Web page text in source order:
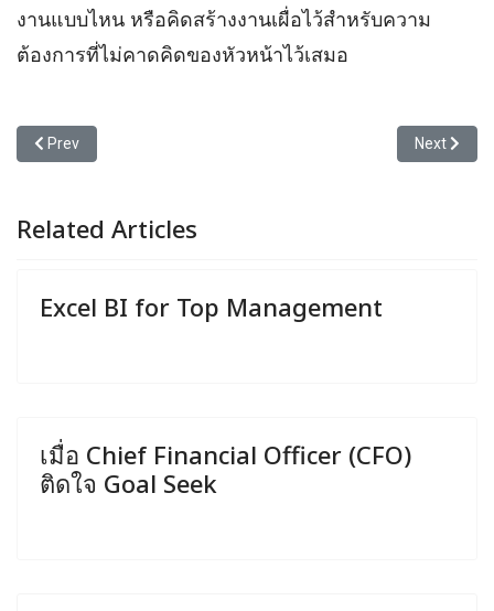
งานแบบไหน หรือคิดสร้างงานเผื่อไว้สำหรับความ
ต้องการที่ไม่คาดคิดของหัวหน้าไว้เสมอ
Previous article: วิดีโอชุด วิธีประยุกต์ใช้ Excel ในงานวางแผนกำหน
Prev Next
Next
Related Articles
Excel BI for Top Management
เมื่อ Chief Financial Officer (CFO)
ติดใจ Goal Seek